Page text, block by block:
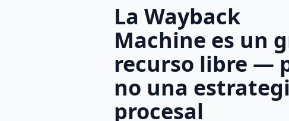
La Wayback
Machine es un
recurso libre —
no una
procesal